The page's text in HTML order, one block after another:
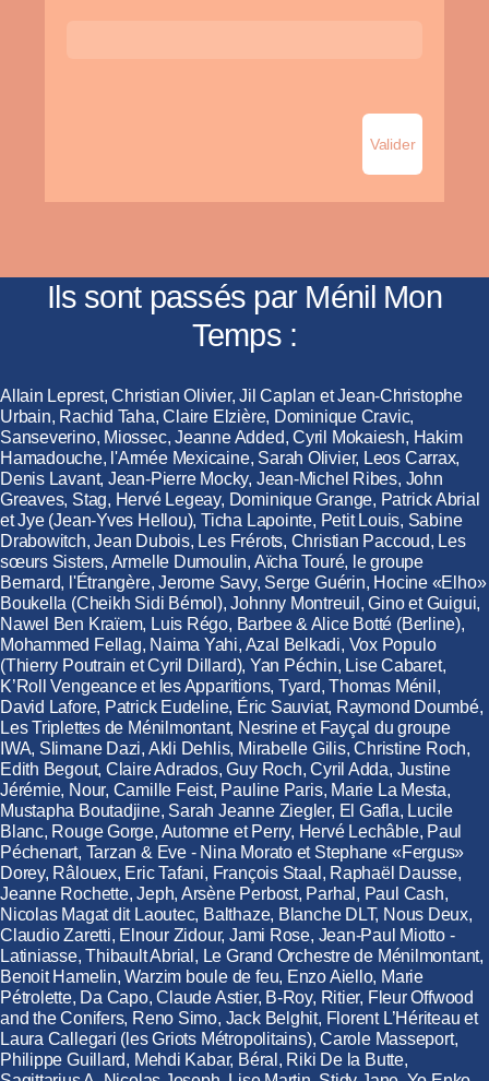
Ils sont passés par Ménil Mon
Temps :
Allain Leprest, Christian Olivier, Jil Caplan et Jean-Christophe
Urbain, Rachid Taha, Claire Elzière, Dominique Cravic,
Sanseverino, Miossec, Jeanne Added, Cyril Mokaiesh, Hakim
Hamadouche, l'Armée Mexicaine, Sarah Olivier, Leos Carrax,
Denis Lavant, Jean-Pierre Mocky, Jean-Michel Ribes, John
Greaves, Stag, Hervé Legeay, Dominique Grange, Patrick Abrial
et Jye (Jean-Yves Hellou), Ticha Lapointe, Petit Louis, Sabine
Drabowitch, Jean Dubois, Les Frérots, Christian Paccoud, Les
sœurs Sisters, Armelle Dumoulin, Aïcha Touré, le groupe
Bernard, l'Étrangère, Jerome Savy, Serge Guérin, Hocine «Elho»
Boukella (Cheikh Sidi Bémol), Johnny Montreuil, Gino et Guigui,
Nawel Ben Kraïem, Luis Régo, Barbee & Alice Botté (Berline),
Mohammed Fellag, Naima Yahi, Azal Belkadi, Vox Populo
(Thierry Poutrain et Cyril Dillard), Yan Péchin, Lise Cabaret,
K’Roll Vengeance et les Apparitions, Tyard, Thomas Ménil,
David Lafore, Patrick Eudeline, Éric Sauviat, Raymond Doumbé,
Les Triplettes de Ménilmontant, Nesrine et Fayçal du groupe
IWA, Slimane Dazi, Akli Dehlis, Mirabelle Gilis, Christine Roch,
Edith Begout, Claire Adrados, Guy Roch, Cyril Adda, Justine
Jérémie, Nour, Camille Feist, Pauline Paris, Marie La Mesta,
Mustapha Boutadjine, Sarah Jeanne Ziegler, El Gafla, Lucile
Blanc, Rouge Gorge, Automne et Perry, Hervé Lechâble, Paul
Péchenart, Tarzan & Eve - Nina Morato et Stephane «Fergus»
Dorey, Râlouex, Eric Tafani, François Staal, Raphaël Dausse,
Jeanne Rochette, Jeph, Arsène Perbost, Parhal, Paul Cash,
Nicolas Magat dit Laoutec, Balthaze, Blanche DLT, Nous Deux,
Claudio Zaretti, Elnour Zidour, Jami Rose, Jean-Paul Miotto -
Latiniasse, Thibault Abrial, Le Grand Orchestre de Ménilmontant,
Benoit Hamelin, Warzim boule de feu, Enzo Aiello, Marie
Pétrolette, Da Capo, Claude Astier, B-Roy, Ritier, Fleur Offwood
and the Conifers, Reno Simo, Jack Belghit, Florent L’Hériteau et
Laura Callegari (les Griots Métropolitains), Carole Masseport,
Philippe Guillard, Mehdi Kabar, Béral, Riki De la Butte,